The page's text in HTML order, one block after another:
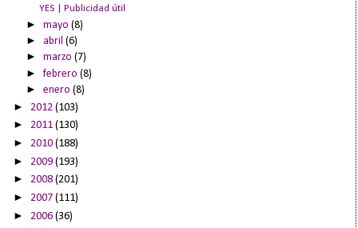
YES | Publicidad útil
►mayo(8)
► abril(6)
►marzo(7)
►febrero(8)
►enero(8)
► 2012 (103)
► 2011 (130)
► 2010 (188)
► 2009 (193)
► 2008 (201)
► 2007 (111)
► 2006 (36)